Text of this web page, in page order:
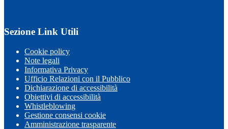
Sezione Link Utili
Cookie policy
Note legali
Informativa Privacy
Ufficio Relazioni con il Pubblico
Dichiarazione di accessibilità
Obiettivi di accessibilità
Whistleblowing
Gestione consensi cookie
Amministrazione trasparente